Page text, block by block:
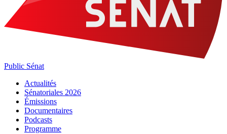
Public Sénat
Actualités
Sénatoriales 2026
Émissions
Documentaires
Podcasts
Programme